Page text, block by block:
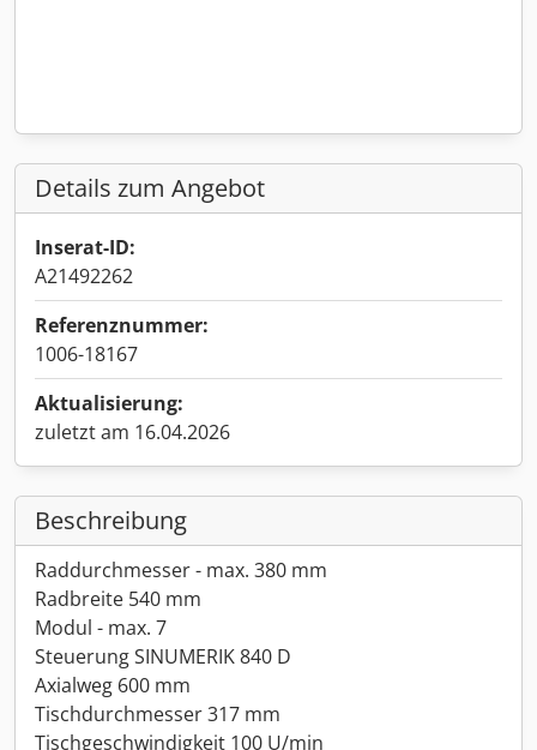
Details zum Angebot
Inserat-ID:
A21492262
Referenznummer:
1006-18167
Aktualisierung:
zuletzt am 16.04.2026
Beschreibung
Raddurchmesser - max. 380 mm
Radbreite 540 mm
Modul - max. 7
Steuerung SINUMERIK 840 D
Axialweg 600 mm
Tischdurchmesser 317 mm
Tischgeschwindigkeit 100 U/min